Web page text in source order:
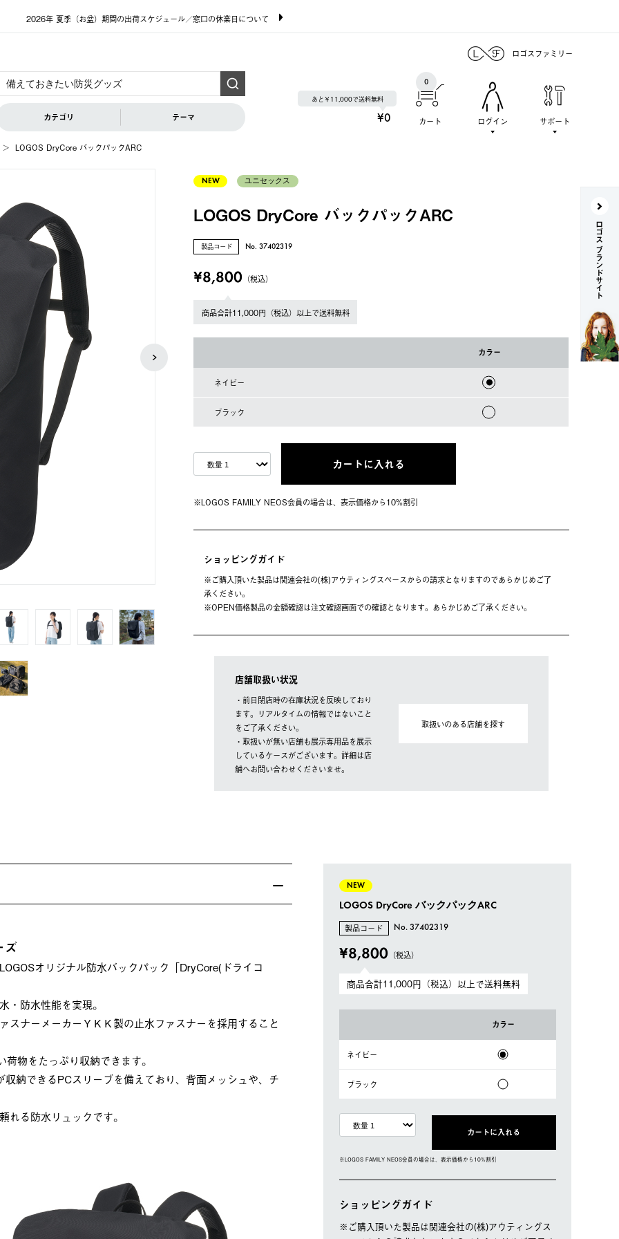
2026年 夏季（お盆）期間の出荷スケジュール／窓口の休業日について
ロゴスファミリー
カテゴリ テーマ
あと￥11,000で送料無料
¥0 カート
0
ログイン サポート
LOGOS DryCore バックパックARC
NEW ユニセックス
LOGOS DryCore バックパックARC
製品コード No. 37402319
¥8,800 （税込）
商品合計11,000円（税込）以上で送料無料
カラー
ネイビー
ブラック
カートに入れる
※LOGOS FAMILY NEOS会員の場合は、表⽰価格から10%割引
ショッピングガイド
※ご購⼊頂いた製品は関連会社の(株)アウティングスペースからの請求となりますのであらかじめご了
承ください。
※OPEN価格製品の⾦額確認は注⽂確認画⾯での確認となります。あらかじめご了承ください。
店舗取扱い状況
・前日閉店時の在庫状況を反映しており
ます。リアルタイムの情報ではないこと
をご了承ください。
・取扱いが無い店舗も展示専用品を展示
しているケースがございます。詳細は店
舗へお問い合わせくださいませ。
取扱いのある店舗を探す
ズ
オリジナル防水バックパック「DryCore(ドライコ
・防水性能を実現。
ナーメーカーＹＫＫ製の止水ファスナーを採用すること
物をたっぷり収納できます。
納できるPCスリーブを備えており、背面メッシュや、チ
れる防水リュックです。
NEW
LOGOS DryCore バックパックARC
製品コード No. 37402319
¥8,800（税込）
商品合計11,000円（税込）以上で送料無料
カラー
ネイビー
ブラック
カートに入れる
※LOGOS FAMILY NEOS会員の場合は、表⽰価格から10%割引
ショッピングガイド
※ご購⼊頂いた製品は関連会社の(株)アウティングス
ロゴス ブランドサイト